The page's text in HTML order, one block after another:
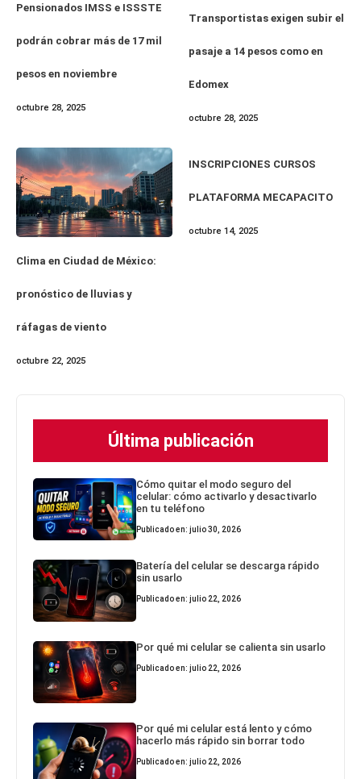
Pensionados IMSS e ISSSTE
podrán cobrar más de 17 mil
pesos en noviembre
octubre 28, 2025
Transportistas exigen subir el
pasaje a 14 pesos como en
Edomex
octubre 28, 2025
Clima en Ciudad de México:
pronóstico de lluvias y
ráfagas de viento
octubre 22, 2025
INSCRIPCIONES CURSOS
PLATAFORMA MECAPACITO
octubre 14, 2025
Última publicación
Cómo quitar el modo seguro del
celular: cómo activarlo y desactivarlo
en tu teléfono
Publicado en: julio 30, 2026
Batería del celular se descarga rápido
sin usarlo
Publicado en: julio 22, 2026
Por qué mi celular se calienta sin usarlo
Publicado en: julio 22, 2026
Por qué mi celular está lento y cómo
hacerlo más rápido sin borrar todo
Publicado en: julio 22, 2026